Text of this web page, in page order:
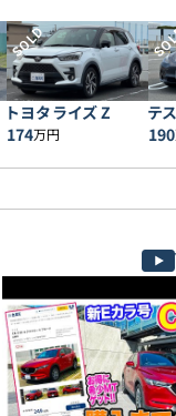
SOLD
トヨタ ライズ Z
174万円
テ
190